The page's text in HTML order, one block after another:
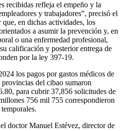
recibidas refleja el empeño y la
y trabajadores”, precisó el
en dichas actividades, los
a asumir la prevención y, en
o una enfermedad profesional,
calificación y posterior entrega de
por la ley 397-19.
los pagos por gastos médicos de
del cibao sumaron
para cubrir 37,856 solicitudes de
756 mil 755 correspondieron
doctor Manuel Estévez, director de